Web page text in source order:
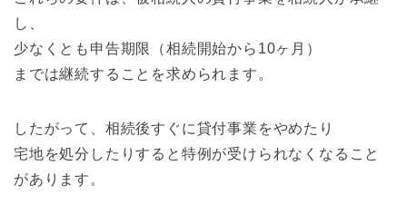
し、
少なくとも申告期限（相続開始から10ヶ月）
までは継続することを求められます。
したがって、相続後すぐに貸付事業をやめたり
宅地を処分したりすると特例が受けられなくなること
があります。